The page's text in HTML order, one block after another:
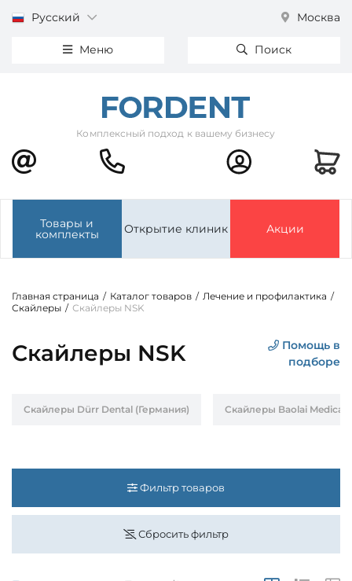
Русский Москва
Меню Поиск
Комплексный подход к вашему бизнесу
Товары и
комплекты Открытие клиник Акции
Главная страница / Каталог товаров / Лечение и профилактика /
Скайлеры / Скайлеры NSK
Скайлеры NSK
Помощь в
подборе
Скайлеры Dürr Dental (Германия) Скайлеры Baolai Medical
Фильтр товаров
Сбросить фильтр